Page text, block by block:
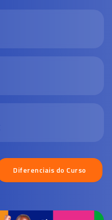
Diferenciais do Curso